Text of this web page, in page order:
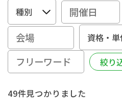
49件見つかりました